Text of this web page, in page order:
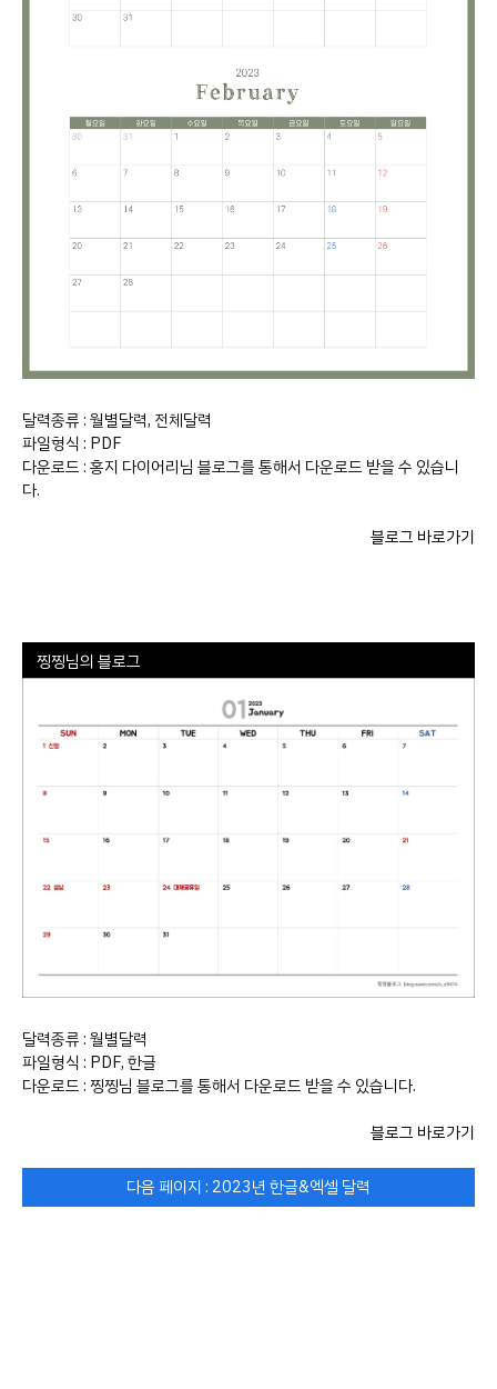
달력종류 : 월별달력, 전체달력
파일형식 : PDF
다운로드 : 홍지 다이어리님 블로그를 통해서 다운로드 받을 수 있습니
다.
블로그 바로가기
찡찡님의 블로그
달력종류 : 월별달력
파일형식 : PDF, 한글
다운로드 : 찡찡님 블로그를 통해서 다운로드 받을 수 있습니다.
블로그 바로가기
다음 페이지 : 2023년 한글&엑셀 달력